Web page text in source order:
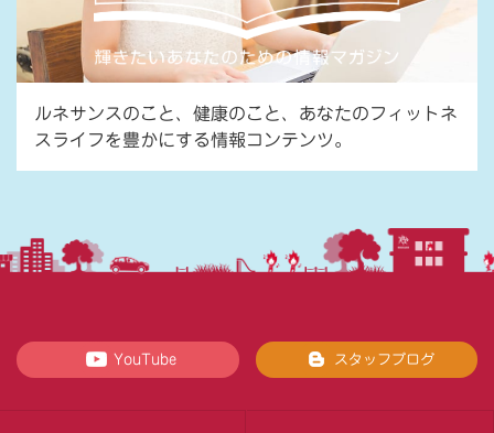
ルネサンスのこと、健康のこと、あなたのフィットネ
スライフを豊かにする情報コンテンツ。
YouTube スタッフブログ